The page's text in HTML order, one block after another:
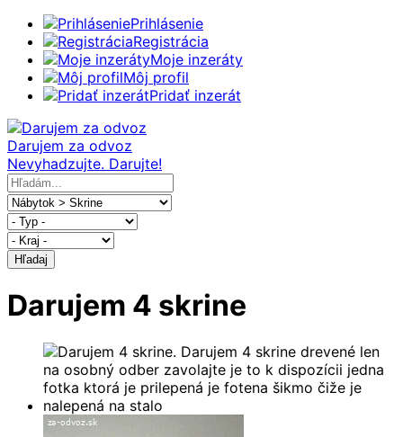
Prihlásenie
Registrácia
Moje inzeráty
Môj profil
Pridať inzerát
Darujem za odvoz
Nevyhadzujte. Darujte!
Hľadaj
Darujem 4 skrine